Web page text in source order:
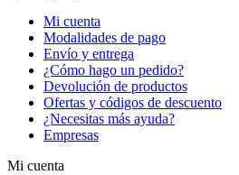
Mi cuenta
Modalidades de pago
Envío y entrega
¿Cómo hago un pedido?
Devolución de productos
Ofertas y códigos de descuento
¿Necesitas más ayuda?
Empresas
Mi cuenta